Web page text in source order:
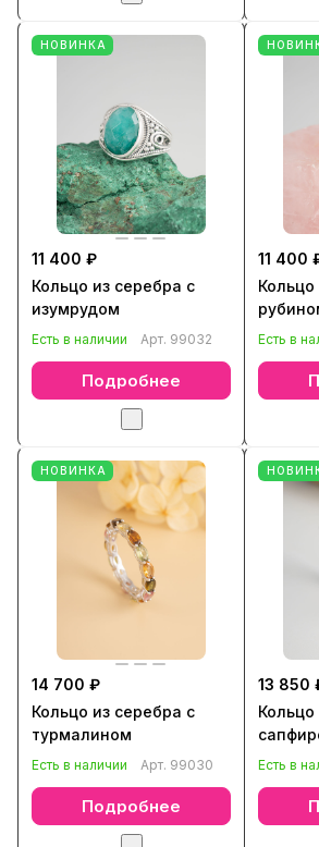
НОВИНКА
11 400 ₽
Кольцо из серебра с
изумрудом
Есть в наличии Арт. 99032
Подробнее
11 400
Кольцо
Есть в
НОВИНКА
14 700 ₽
Кольцо из серебра с
турмалином
Есть в наличии Арт. 99030
Подробнее
13 850
Кольцо
Есть в